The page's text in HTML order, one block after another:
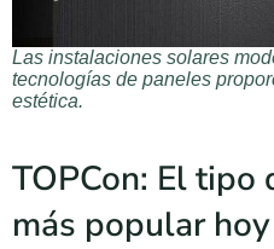
Las instalaciones solares
tecnologías de paneles
estética.
TOPCon: El tipo
más popular